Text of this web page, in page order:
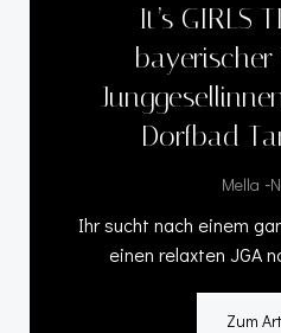
It’s GIRLS
bayerischer
Dorfbad
Mella -
Ihr sucht nach einem
einen relaxten JGA
Zum